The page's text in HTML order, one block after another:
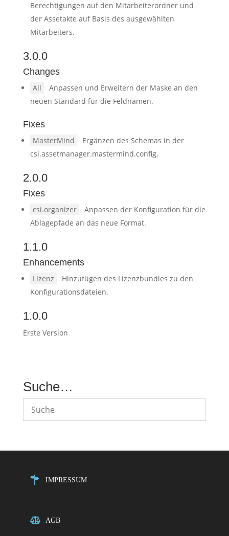
Berechtigungen auf den Mitarbeiterordner und
der Assetakte auf Basis des ausgewählten
Mitarbeiters.
3.0.0
Changes
All
Anpassen und Erweitern der Maske an den
neuen Standard für die Feldnamen.
Fixes
MasterMind
Ergänzen des Schemas in der
csi.assetmanager.mastermind.config.
2.0.0
Fixes
csi.organizer
Anpassen der Konfiguration für die
Ablagepfade an das neue Format.
1.1.0
Enhancements
Lizenz
Hinzufügen des Lizenzbundles zu den
Konfigurationsdateien.
1.0.0
Erste Version
Suche…
IMPRESSUM
AGB